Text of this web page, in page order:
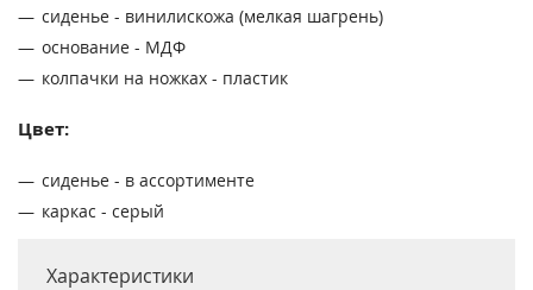
сиденье - винилискожа (мелкая шагрень)
основание - МДФ
колпачки на ножках - пластик
Цвет:
сиденье - в ассортименте
каркас - серый
Характеристики